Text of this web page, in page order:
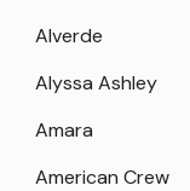
Alverde
Alyssa Ashley
Amara
American Crew